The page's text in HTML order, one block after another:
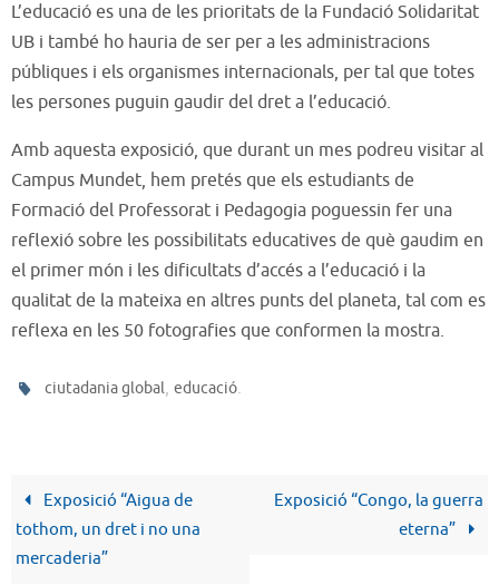
L’educació es una de les prioritats de la Fundació Solidaritat
UB i també ho hauria de ser per a les administracions
públiques i els organismes internacionals, per tal que totes
les persones puguin gaudir del dret a l’educació.
Amb aquesta exposició, que durant un mes podreu visitar al
Campus Mundet, hem pretés que els estudiants de
Formació del Professorat i Pedagogia poguessin fer una
reflexió sobre les possibilitats educatives de què gaudim en
el primer món i les dificultats d’accés a l’educació i la
qualitat de la mateixa en altres punts del planeta, tal com es
reflexa en les 50 fotografies que conformen la mostra.
ciutadania global,educació.
Exposició “Aigua de
tothom, un dret i no una
mercaderia”
Exposició “Congo, la guerra
eterna”